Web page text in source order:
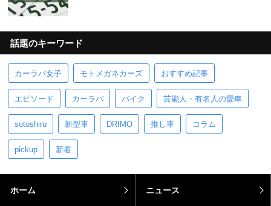
話題のキーワード
カーラバ女子 モトメガネカーズ おすすめ記事
エピソード カーラバ バイク 芸能人・有名人の愛車
sotoshiru 新型車 DRIMO 推し車 コラム
pickup 新着
ホーム ニュース